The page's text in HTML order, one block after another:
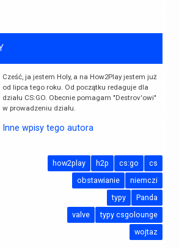
Cześć, ja jestem Holy, a na How2Play jestem już
od lipca tego roku. Od początku redaguje dla
działu CS:GO. Obecnie pomagam "Destrov'owi"
w prowadzeniu działu.
Inne wpisy tego autora
cs
cs:go
h2p
how2play
niemczi
obstawianie
Panda
typy
typy csgolounge
valve
wojtaz